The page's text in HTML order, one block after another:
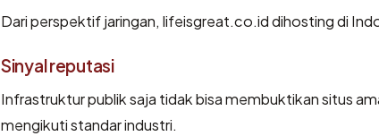
Dari perspektif jaringan, lifeisgreat.co.id dihosting di
Sinyal reputasi
Infrastruktur publik saja tidak bisa membuktikan situs
mengikuti standar industri.